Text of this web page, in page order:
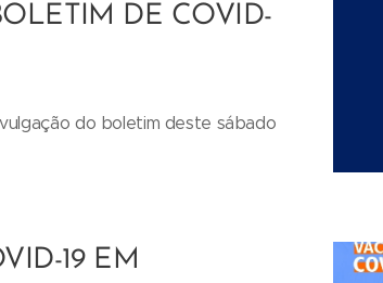
DE COVID-
do boletim deste sábado
19 EM